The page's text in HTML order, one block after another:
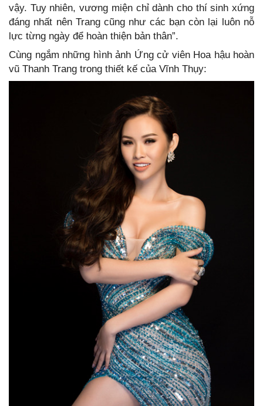
vậy. Tuy nhiên, vương miện chỉ dành cho thí sinh xứng
đáng nhất nên Trang cũng như các bạn còn lại luôn nỗ
lực từng ngày để hoàn thiện bản thân”.
Cùng ngắm những hình ảnh Ứng cử viên Hoa hậu hoàn
vũ Thanh Trang trong thiết kế của Vĩnh Thụy: